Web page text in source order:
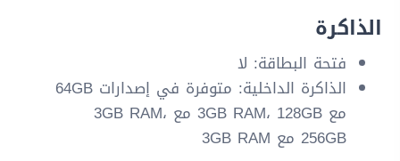
الذاكرة
فتحة البطاقة: لا
الذاكرة الداخلية: متوفرة في إصدارات 64GB
مع 3GB RAM، 128GB مع 3GB RAM،
256GB مع 3GB RAM